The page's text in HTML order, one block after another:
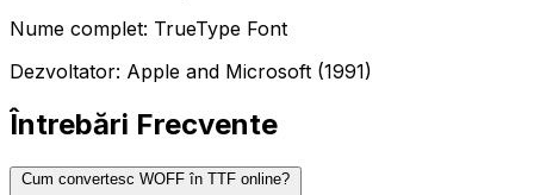
Nume complet: TrueType Font
Dezvoltator: Apple and Microsoft (1991)
Întrebări Frecvente
Cum convertesc WOFF în TTF online?